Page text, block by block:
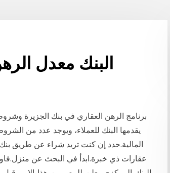
البنك معدل
برنامج الرهن العقاري في بنك الجزيرة
يقدمها البنك للعملاء، ويوجد عدد من
المالية.حدد إن كنت تريد شراء عن طريق
عقارات ذي خبرة.ابدأ في البحث عن